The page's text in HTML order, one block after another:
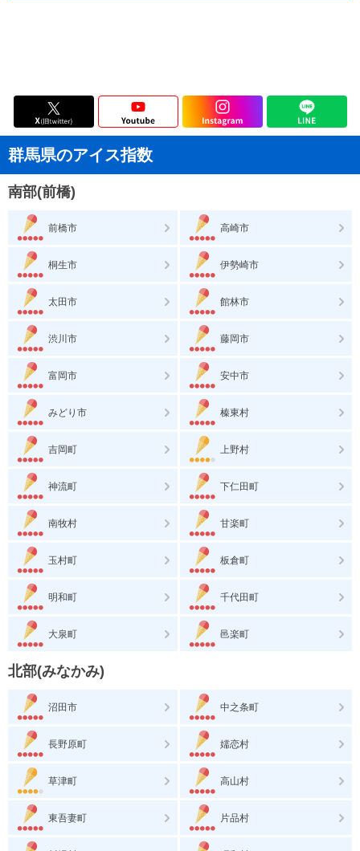
群馬県のアイス指数
南部(前橋)
前橋市 高崎市
桐生市 伊勢崎市
太田市 館林市
渋川市 藤岡市
富岡市 安中市
みどり市 榛東村
吉岡町 上野村
神流町 下仁田町
南牧村 甘楽町
玉村町 板倉町
明和町 千代田町
大泉町 邑楽町
北部(みなかみ)
沼田市 中之条町
長野原町 嬬恋村
草津町 高山村
東吾妻町 片品村